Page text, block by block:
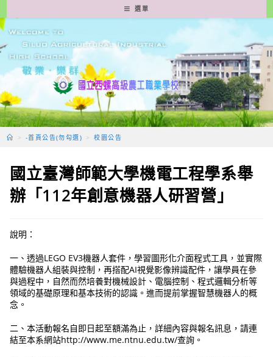
轉
至
要
容
選單
> -首頁公告(勿勾選) > 校園公告
國立臺灣師範大學機電工程學系舉
辦「112年創意機器人研習營」
說明：
一、透過LEGO EV3機器人套件，學習圖形化介面程式工具，並實際
體驗機器人組裝與控制，再搭配AI視覺影像辨識配件，讓學員在參
與過程中，自然而然培養對機械設計、電腦控制、程式邏輯分析等
領域的基礎原理和基本技術的認識。進而提前掌握智慧機器人的概
念。
二、本活動報名自即日起至額滿為止，詳細內容與報名訊息，請連
結至本系網站http://www.me.ntnu.edu.tw/查詢。